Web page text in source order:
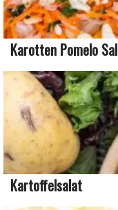
Karotten Pomelo
Kartoffelsalat